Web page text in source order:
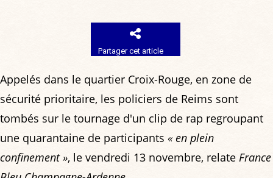
Partager cet article
Appelés dans le quartier Croix-Rouge, en zone de
sécurité prioritaire, les policiers de Reims sont
tombés sur le tournage d'un clip de rap regroupant
une quarantaine de participants « en plein
confinement », le vendredi 13 novembre, relate France